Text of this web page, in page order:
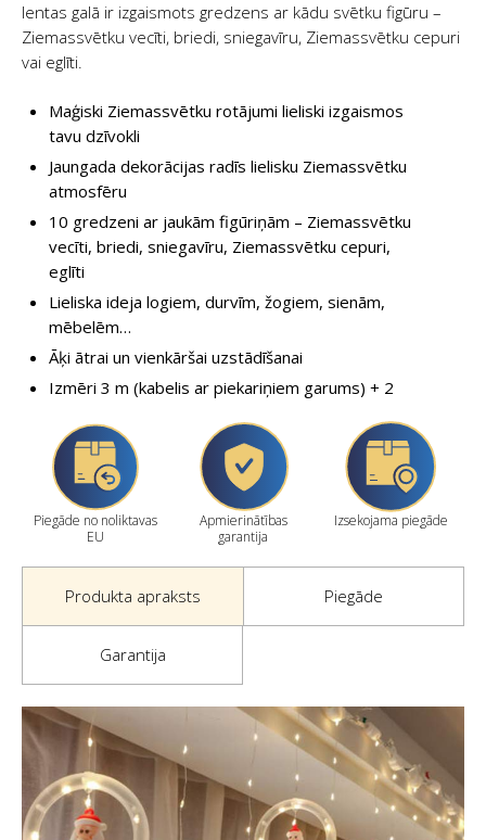
lentas galā ir izgaismots gredzens ar kādu svētku figūru –
Ziemassvētku vecīti, briedi, sniegavīru, Ziemassvētku cepuri
vai eglīti.
Maģiski Ziemassvētku rotājumi lieliski izgaismos
tavu dzīvokli
Jaungada dekorācijas radīs lielisku Ziemassvētku
atmosfēru
10 gredzeni ar jaukām figūriņām – Ziemassvētku
vecīti, briedi, sniegavīru, Ziemassvētku cepuri,
eglīti
Lieliska ideja logiem, durvīm, žogiem, sienām,
mēbelēm…
Āķi ātrai un vienkāršai uzstādīšanai
Izmēri 3 m (kabelis ar piekariņiem garums) + 2
Piegāde no noliktavas
EU
Apmierinātības
garantija
Izsekojama piegāde
Produkta apraksts Piegāde
Garantija